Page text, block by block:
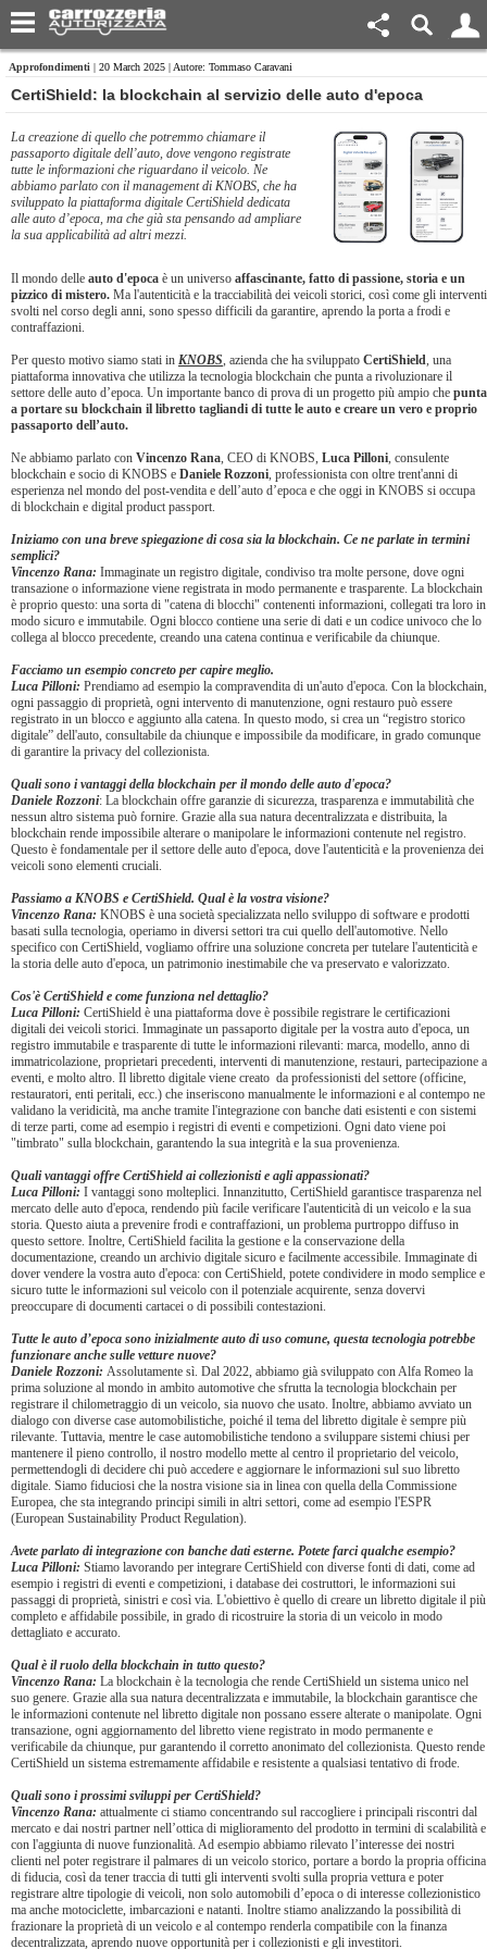
Approfondimenti | 20 March 2025 | Autore: Tommaso Caravani
​CertiShield: la blockchain al servizio delle auto d'epoca
La creazione di quello che potremmo chiamare il
passaporto digitale dell’auto, dove vengono registrate
tutte le informazioni che riguardano il veicolo. Ne
abbiamo parlato con il management di KNOBS, che ha
sviluppato la piattaforma digitale CertiShield dedicata
alle auto d’epoca, ma che già sta pensando ad ampliare
la sua applicabilità ad altri mezzi.
Il mondo delle auto d'epoca è un universo affascinante, fatto di passione, storia e un
pizzico di mistero. Ma l'autenticità e la tracciabilità dei veicoli storici, così come gli interventi
svolti nel corso degli anni, sono spesso difficili da garantire, aprendo la porta a frodi e
contraffazioni.
Per questo motivo siamo stati in KNOBS, azienda che ha sviluppato CertiShield, una
piattaforma innovativa che utilizza la tecnologia blockchain che punta a rivoluzionare il
settore delle auto d’epoca. Un importante banco di prova di un progetto più ampio che punta
a portare su blockchain il libretto tagliandi di tutte le auto e creare un vero e proprio
passaporto dell’auto.
Ne abbiamo parlato con Vincenzo Rana, CEO di KNOBS, Luca Pilloni, consulente
blockchain e socio di KNOBS e Daniele Rozzoni, professionista con oltre trent'anni di
esperienza nel mondo del post-vendita e dell’auto d’epoca e che oggi in KNOBS si occupa
di blockchain e digital product passport.
Iniziamo con una breve spiegazione di cosa sia la blockchain. Ce ne parlate in termini
semplici?
Vincenzo Rana: Immaginate un registro digitale, condiviso tra molte persone, dove ogni
transazione o informazione viene registrata in modo permanente e trasparente. La blockchain
è proprio questo: una sorta di "catena di blocchi" contenenti informazioni, collegati tra loro in
modo sicuro e immutabile. Ogni blocco contiene una serie di dati e un codice univoco che lo
collega al blocco precedente, creando una catena continua e verificabile da chiunque.
Facciamo un esempio concreto per capire meglio.
Luca Pilloni: Prendiamo ad esempio la compravendita di un'auto d'epoca. Con la blockchain,
ogni passaggio di proprietà, ogni intervento di manutenzione, ogni restauro può essere
registrato in un blocco e aggiunto alla catena. In questo modo, si crea un “registro storico
digitale” dell'auto, consultabile da chiunque e impossibile da modificare, in grado comunque
di garantire la privacy del collezionista.
Quali sono i vantaggi della blockchain per il mondo delle auto d'epoca?
Daniele Rozzoni: La blockchain offre garanzie di sicurezza, trasparenza e immutabilità che
nessun altro sistema può fornire. Grazie alla sua natura decentralizzata e distribuita, la
blockchain rende impossibile alterare o manipolare le informazioni contenute nel registro.
Questo è fondamentale per il settore delle auto d'epoca, dove l'autenticità e la provenienza dei
veicoli sono elementi cruciali.
Passiamo a KNOBS e CertiShield. Qual è la vostra visione?
Vincenzo Rana: KNOBS è una società specializzata nello sviluppo di software e prodotti
basati sulla tecnologia, operiamo in diversi settori tra cui quello dell'automotive. Nello
specifico con CertiShield, vogliamo offrire una soluzione concreta per tutelare l'autenticità e
la storia delle auto d'epoca, un patrimonio inestimabile che va preservato e valorizzato.
Cos'è CertiShield e come funziona nel dettaglio?
Luca Pilloni: CertiShield è una piattaforma dove è possibile registrare le certificazioni
digitali dei veicoli storici. Immaginate un passaporto digitale per la vostra auto d'epoca, un
registro immutabile e trasparente di tutte le informazioni rilevanti: marca, modello, anno di
immatricolazione, proprietari precedenti, interventi di manutenzione, restauri, partecipazione a
eventi, e molto altro. Il libretto digitale viene creato da professionisti del settore (officine,
restauratori, enti peritali, ecc.) che inseriscono manualmente le informazioni e al contempo ne
validano la veridicità, ma anche tramite l'integrazione con banche dati esistenti e con sistemi
di terze parti, come ad esempio i registri di eventi e competizioni. Ogni dato viene poi
"timbrato" sulla blockchain, garantendo la sua integrità e la sua provenienza.
Quali vantaggi offre CertiShield ai collezionisti e agli appassionati?
Luca Pilloni: I vantaggi sono molteplici. Innanzitutto, CertiShield garantisce trasparenza nel
mercato delle auto d'epoca, rendendo più facile verificare l'autenticità di un veicolo e la sua
storia. Questo aiuta a prevenire frodi e contraffazioni, un problema purtroppo diffuso in
questo settore. Inoltre, CertiShield facilita la gestione e la conservazione della
documentazione, creando un archivio digitale sicuro e facilmente accessibile. Immaginate di
dover vendere la vostra auto d'epoca: con CertiShield, potete condividere in modo semplice e
sicuro tutte le informazioni sul veicolo con il potenziale acquirente, senza dovervi
preoccupare di documenti cartacei o di possibili contestazioni.
Tutte le auto d’epoca sono inizialmente auto di uso comune, questa tecnologia potrebbe
funzionare anche sulle vetture nuove?
Daniele Rozzoni: Assolutamente sì. Dal 2022, abbiamo già sviluppato con Alfa Romeo la
prima soluzione al mondo in ambito automotive che sfrutta la tecnologia blockchain per
registrare il chilometraggio di un veicolo, sia nuovo che usato. Inoltre, abbiamo avviato un
dialogo con diverse case automobilistiche, poiché il tema del libretto digitale è sempre più
rilevante. Tuttavia, mentre le case automobilistiche tendono a sviluppare sistemi chiusi per
mantenere il pieno controllo, il nostro modello mette al centro il proprietario del veicolo,
permettendogli di decidere chi può accedere e aggiornare le informazioni sul suo libretto
digitale. Siamo fiduciosi che la nostra visione sia in linea con quella della Commissione
Europea, che sta integrando principi simili in altri settori, come ad esempio l'ESPR
(European Sustainability Product Regulation).
Avete parlato di integrazione con banche dati esterne. Potete farci qualche esempio?
Luca Pilloni: Stiamo lavorando per integrare CertiShield con diverse fonti di dati, come ad
esempio i registri di eventi e competizioni, i database dei costruttori, le informazioni sui
passaggi di proprietà, sinistri e così via. L'obiettivo è quello di creare un libretto digitale il più
completo e affidabile possibile, in grado di ricostruire la storia di un veicolo in modo
dettagliato e accurato.
Qual è il ruolo della blockchain in tutto questo?
Vincenzo Rana: La blockchain è la tecnologia che rende CertiShield un sistema unico nel
suo genere. Grazie alla sua natura decentralizzata e immutabile, la blockchain garantisce che
le informazioni contenute nel libretto digitale non possano essere alterate o manipolate. Ogni
transazione, ogni aggiornamento del libretto viene registrato in modo permanente e
verificabile da chiunque, pur garantendo il corretto anonimato del collezionista. Questo rende
CertiShield un sistema estremamente affidabile e resistente a qualsiasi tentativo di frode.
Quali sono i prossimi sviluppi per CertiShield?
Vincenzo Rana: attualmente ci stiamo concentrando sul raccogliere i principali riscontri dal
mercato e dai nostri partner nell’ottica di miglioramento del prodotto in termini di scalabilità e
con l'aggiunta di nuove funzionalità. Ad esempio abbiamo rilevato l’interesse dei nostri
clienti nel poter registrare il palmares di un veicolo storico, portare a bordo la propria officina
di fiducia, così da tener traccia di tutti gli interventi svolti sulla propria vettura e poter
registrare altre tipologie di veicoli, non solo automobili d’epoca o di interesse collezionistico
ma anche motociclette, imbarcazioni e natanti. Inoltre stiamo analizzando la possibilità di
frazionare la proprietà di un veicolo e al contempo renderla compatibile con la finanza
decentralizzata, aprendo nuove opportunità per i collezionisti e gli investitori.